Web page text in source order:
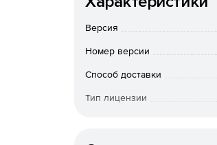
управление
Гранулированное
Версия
Номер версии
Способ доставки
Тип лицензии